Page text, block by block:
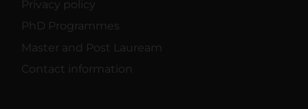
Privacy policy
PhD Programmes
Master and Post Lauream
Contact information